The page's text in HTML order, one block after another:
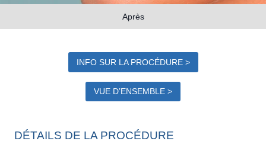
Après
INFO SUR LA PROCÉDURE >
VUE D’ENSEMBLE >
DÉTAILS DE LA PROCÉDURE